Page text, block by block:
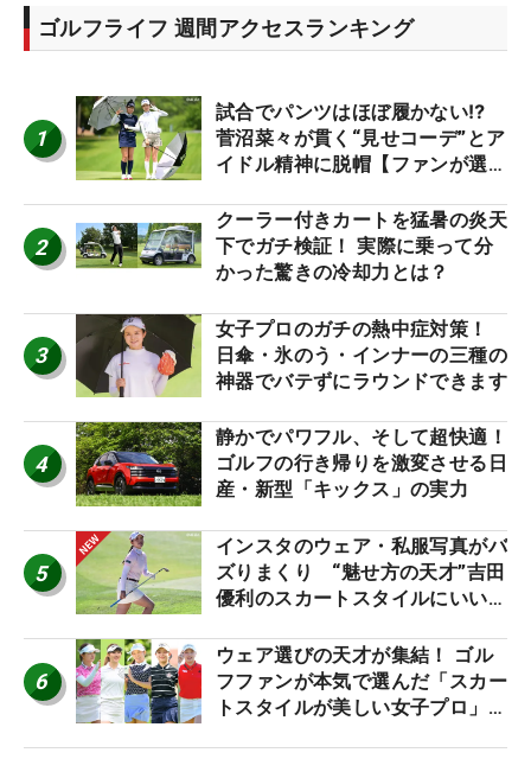
ゴルフライフ 週間アクセスランキング
1
試合でパンツはほぼ履かない⁉
菅沼菜々が貫く“見せコーデ”とア
イドル精神に脱帽【ファンが選ぶ
2
クーラー付きカートを猛暑の炎天
下でガチ検証！ 実際に乗って分
かった驚きの冷却力とは？
3
女子プロのガチの熱中症対策！
日傘・氷のう・インナーの三種の
神器でバテずにラウンドできます
4
静かでパワフル、そして超快適！
ゴルフの行き帰りを激変させる日
産・新型「キックス」の実力
5
インスタのウェア・私服写真がバ
ズりまくり “魅せ方の天才”吉田
優利のスカートスタイルにいい
6
ウェア選びの天才が集結！ ゴル
フファンが本気で選んだ「スカー
トスタイルが美しい女子プロ」神